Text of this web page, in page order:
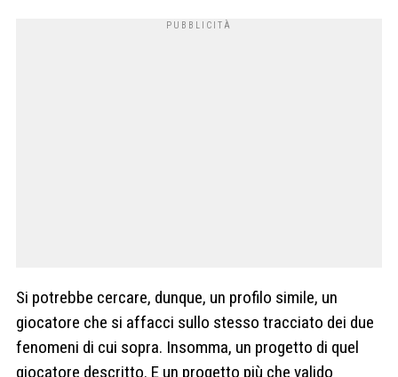
Si potrebbe cercare, dunque, un profilo simile, un
giocatore che si affacci sullo stesso tracciato dei due
fenomeni di cui sopra. Insomma, un progetto di quel
giocatore descritto. E un progetto più che valido